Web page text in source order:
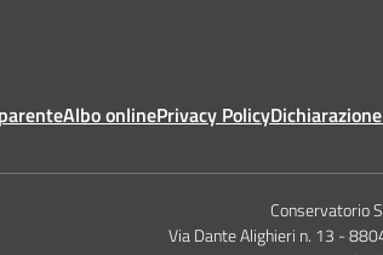
Albo onlinePrivacy Policy
Conservatorio
Via Dante Alighieri n. 13 -